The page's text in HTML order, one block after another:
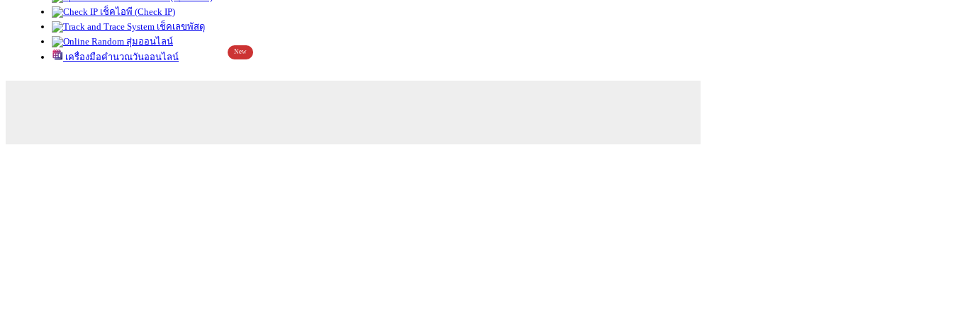
เช็คไอพี (Check IP)
เช็คเลขพัสดุ
สุ่มออนไลน์
เครื่องมือคำนวณวันออนไลน์
New